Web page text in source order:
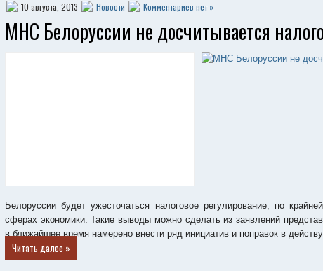
10 августа, 2013 Новости Комментариев нет »
МНС Белоруссии не досчитывается
Белоруссии будет ужесточаться налоговое регулирование, по
сферах экономики. Такие выводы можно сделать из заявлений
в ближайшее время намерено внести ряд инициатив и поправок в
Читать далее »